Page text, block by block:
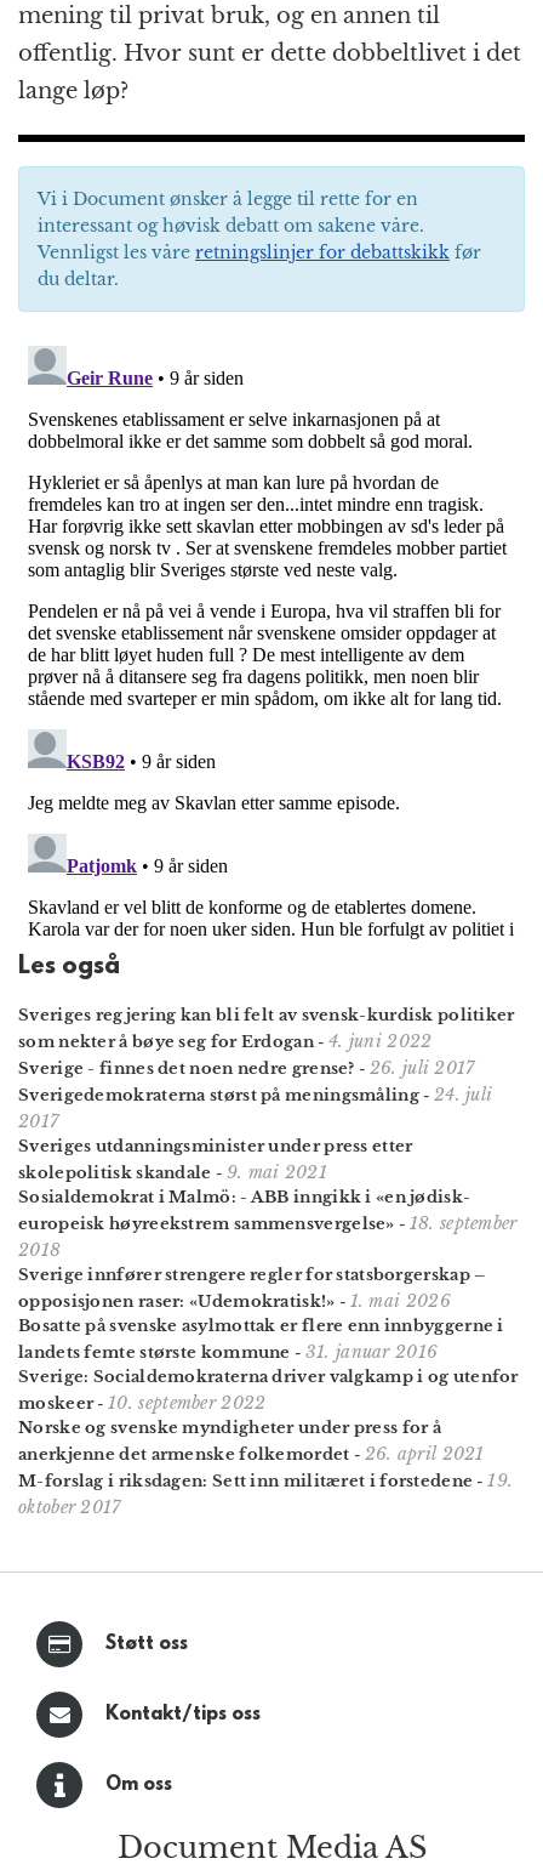
mening til privat bruk, og en annen til
offentlig. Hvor sunt er dette dobbeltlivet i det
lange løp?
Vi i Document ønsker å legge til rette for en
interessant og høvisk debatt om sakene våre.
Vennligst les våre retningslinjer for debattskikk før
du deltar.
Les også
Sveriges regjering kan bli felt av svensk-kurdisk politiker
som nekter å bøye seg for Erdogan- 4. juni 2022
Sverige - finnes det noen nedre grense? - 26. juli 2017
Sverigedemokraterna størst på meningsmåling- 24. juli
2017
Sveriges utdannings­minister under press etter
skolepolitisk skandale - 9. mai 2021
Sosialdemokrat i Malmö: - ABB inngikk i «en jødisk-
europeisk høyreekstrem sammen­svergelse» - 18. september
2018
Sverige innfører streng­ere regler for stats­borger­skap –
opposi­sjonen raser: «Udemo­kratisk!» - 1. mai 2026
Bosatte på svenske asylmottak er flere enn innbyggerne i
landets femte største kommune - 31. januar 2016
Sverige: Social­demokraterna driver valgkamp i og utenfor
moskeer-10. september 2022
Norske og svenske myndigheter under press for å
anerkjenne det armenske folkemordet - 26. april 2021
M-forslag i riksdagen: Sett inn militæret i forstedene -19.
oktober 2017
Støtt oss
Kontakt/tips oss
Om oss
Document Media AS